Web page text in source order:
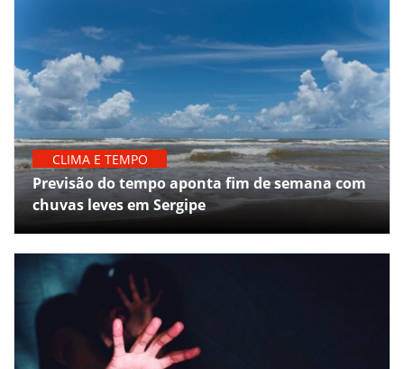
CLIMA E TEMPO
Previsão do tempo aponta fim de semana com
chuvas leves em Sergipe